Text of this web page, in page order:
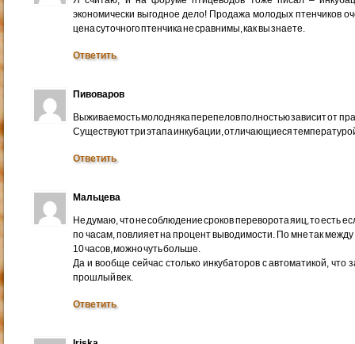
экономически выгодное дело! Продажа молодых птенчиков
цена суточного птенчика не сравнимы, как вы знаете.
Ответить
Пивоваров
Выживаемость молодняка перепелов полностью зависит от
Существуют три этапа инкубации, отличающиеся
Ответить
Мальцева
Не думаю, что не соблюдение сроков переворота яиц, то есть
по часам, повлияет на процент выводимости. По мне так
10 часов, можно чуть больше.
Да и вообще сейчас столько инкубаторов с автоматикой,
прошлый век.
Ответить